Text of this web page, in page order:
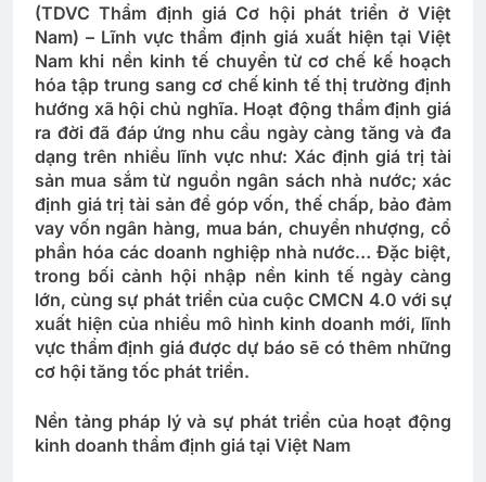
(TDVC Thẩm định giá Cơ hội phát triển ở Việt
Nam) – Lĩnh vực thẩm định giá xuất hiện tại Việt
Nam khi nền kinh tế chuyển từ cơ chế kế hoạch
hóa tập trung sang cơ chế kinh tế thị trường định
hướng xã hội chủ nghĩa. Hoạt động thẩm định giá
ra đời đã đáp ứng nhu cầu ngày càng tăng và đa
dạng trên nhiều lĩnh vực như: Xác định giá trị tài
sản mua sắm từ nguồn ngân sách nhà nước; xác
định giá trị tài sản để góp vốn, thế chấp, bảo đảm
vay vốn ngân hàng, mua bán, chuyển nhượng, cổ
phần hóa các doanh nghiệp nhà nước… Đặc biệt,
trong bối cảnh hội nhập nền kinh tế ngày càng
lớn, cùng sự phát triển của cuộc CMCN 4.0 với sự
xuất hiện của nhiều mô hình kinh doanh mới, lĩnh
vực thẩm định giá được dự báo sẽ có thêm những
cơ hội tăng tốc phát triển.
Nền tảng pháp lý và sự phát triển của hoạt động
kinh doanh thẩm định giá tại Việt Nam